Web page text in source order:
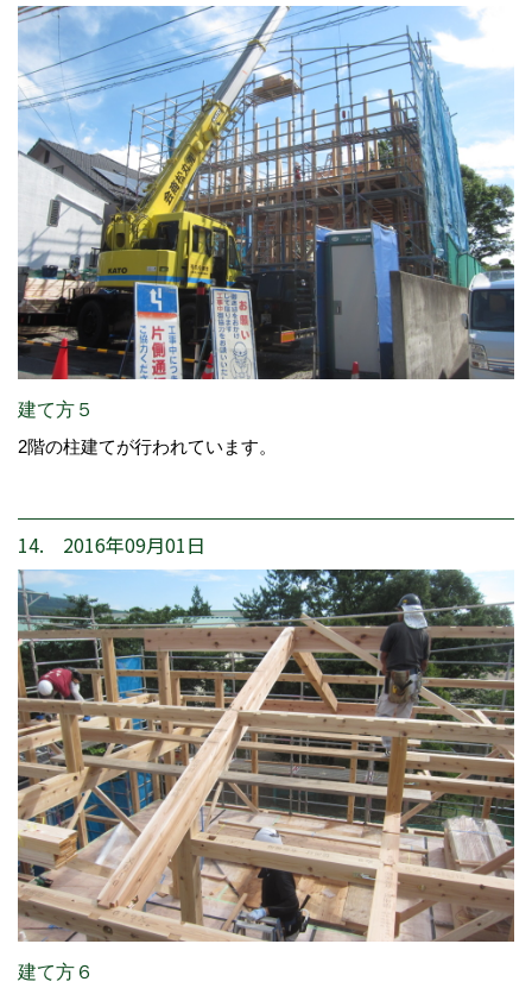
建て方５
2階の柱建てが行われています。
14. 2016年09月01日
建て方６